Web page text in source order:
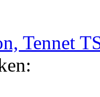
Tennet